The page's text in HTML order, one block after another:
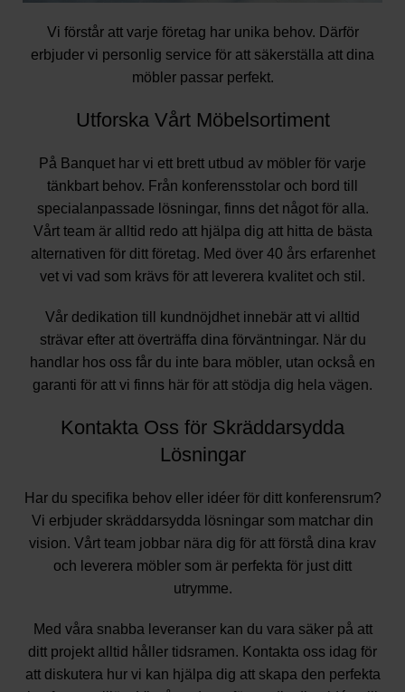
Vi förstår att varje företag har unika behov. Därför
erbjuder vi personlig service för att säkerställa att dina
möbler passar perfekt.
Utforska Vårt Möbelsortiment
På Banquet har vi ett brett utbud av möbler för varje
tänkbart behov. Från konferensstolar och bord till
specialanpassade lösningar, finns det något för alla.
Vårt team är alltid redo att hjälpa dig att hitta de bästa
alternativen för ditt företag. Med över 40 års erfarenhet
vet vi vad som krävs för att leverera kvalitet och stil.
Vår dedikation till kundnöjdhet innebär att vi alltid
strävar efter att överträffa dina förväntningar. När du
handlar hos oss får du inte bara möbler, utan också en
garanti för att vi finns här för att stödja dig hela vägen.
Kontakta Oss för Skräddarsydda
Lösningar
Har du specifika behov eller idéer för ditt konferensrum?
Vi erbjuder skräddarsydda lösningar som matchar din
vision. Vårt team jobbar nära dig för att förstå dina krav
och leverera möbler som är perfekta för just ditt
utrymme.
Med våra snabba leveranser kan du vara säker på att
ditt projekt alltid håller tidsramen. Kontakta oss idag för
att diskutera hur vi kan hjälpa dig att skapa den perfekta